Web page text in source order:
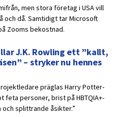
men stora företag i USA vill
och då. Samtidigt tar Microsoft
Zooms bekostnad.
J.K. Rowling ett ”kallt,
– stryker nu hennes
präglas Harry Potter-
personer, brist på HBTQIA+-
och splittrande åsikter.”